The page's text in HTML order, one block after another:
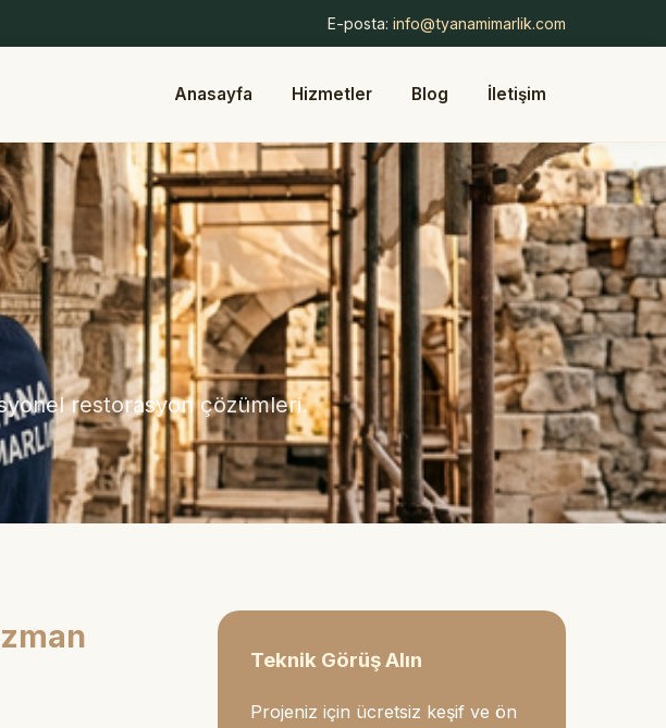
E-posta: info@tyanamimarlik.com
Anasayfa Hizmetler Blog İletişim
restorasyon çözümleri.
Teknik Görüş Alın
Projeniz için ücretsiz keşif ve ön